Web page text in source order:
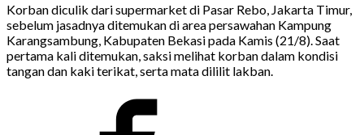
Korban diculik dari supermarket di Pasar Rebo, Jakarta Timur,
sebelum jasadnya ditemukan di area persawahan Kampung
Karangsambung, Kabupaten Bekasi pada Kamis (21/8). Saat
pertama kali ditemukan, saksi melihat korban dalam kondisi
tangan dan kaki terikat, serta mata dililit lakban.